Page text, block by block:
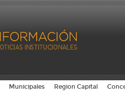
Municipales Region Capital